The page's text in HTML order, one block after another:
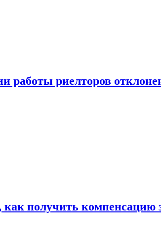
работы риелторов
как получить компенсацию